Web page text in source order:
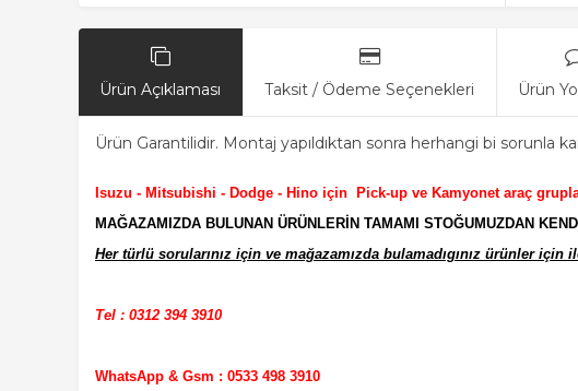
Ürün Açıklaması Taksit / Ödeme Seçenekleri Ürün
Ürün Garantilidir. Montaj yapıldıktan sonra herhangi bi sorunla
Isuzu - Mitsubishi - Dodge - Hino için Pick-up ve Kamyonet araç
MAĞAZAMIZDA BULUNAN ÜRÜNLERİN TAMAMI STOĞUMUZDAN
Her türlü sorularınız için ve mağazamızda bulamadıgınız ürünler için
Tel : 0312 394 3910
WhatsApp & Gsm : 0533 498 3910